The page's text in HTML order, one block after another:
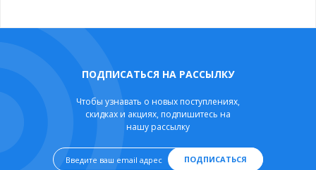
ПОДПИСАТЬСЯ НА РАССЫЛКУ
Чтобы узнавать о новых поступлениях,
скидках и акциях, подпишитесь на
нашу рассылку
ПОДПИСАТЬСЯ